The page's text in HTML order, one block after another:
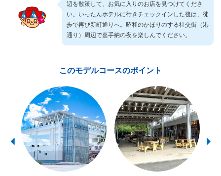
辺を散策して、お気に入りのお店を見つけてくださ
い。いったんホテルに行きチェックインした後は、徒
歩で再び新町通りへ。昭和のかほりのする社交街（港
通り）周辺で嘉手納の夜を楽しんでください。
このモデルコースのポイント